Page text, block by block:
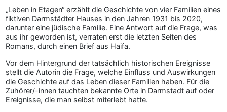
„Leben in Etagen“ erzählt die Geschichte von vier Familien eines
fiktiven Darmstädter Hauses in den Jahren 1931 bis 2020,
darunter eine jüdische Familie. Eine Antwort auf die Frage, was
aus ihr geworden ist, verraten erst die letzten Seiten des
Romans, durch einen Brief aus Haifa.
Vor dem Hintergrund der tatsächlich historischen Ereignisse
stellt die Autorin die Frage, welche Einfluss und Auswirkungen
die Geschichte auf das Leben dieser Familien haben. Für die
Zuhörer/-innen tauchten bekannte Orte in Darmstadt auf oder
Ereignisse, die man selbst miterlebt hatte.